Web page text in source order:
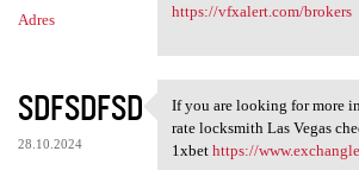
Adres
https://vfxalert.com/brokers
SDFSDFSD
28.10.2024
If you are looking for
If you are looking for more
rate locksmith Las Vegas
1xbet https://